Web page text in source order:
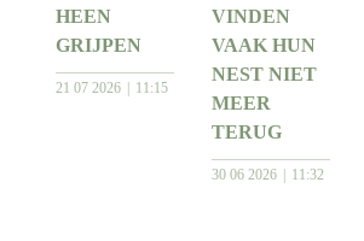
HEEN
GRIJPEN
21 07 2026 11:15
VINDEN
VAAK HUN
NEST NIET
MEER
TERUG
30 06 2026 11:32